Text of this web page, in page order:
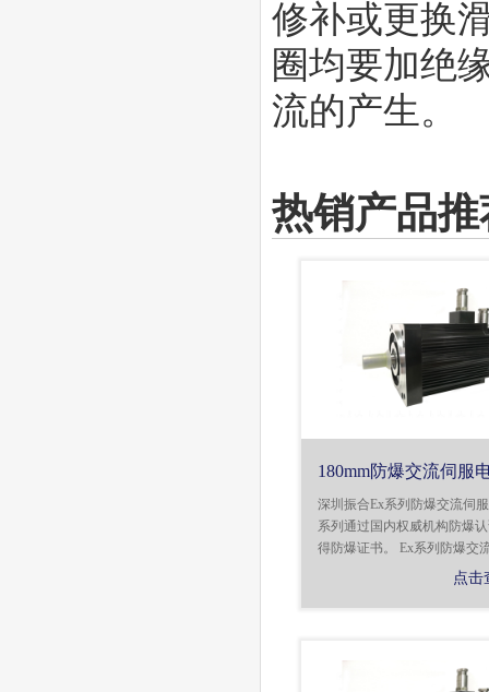
修补或更换
圈均要加绝
流的产生。
热销产品推
180mm防爆交流伺服
深圳振合Ex系列防爆交流伺
系列通过国内权威机构防爆
得防爆证书。 Ex系列防爆交
点击